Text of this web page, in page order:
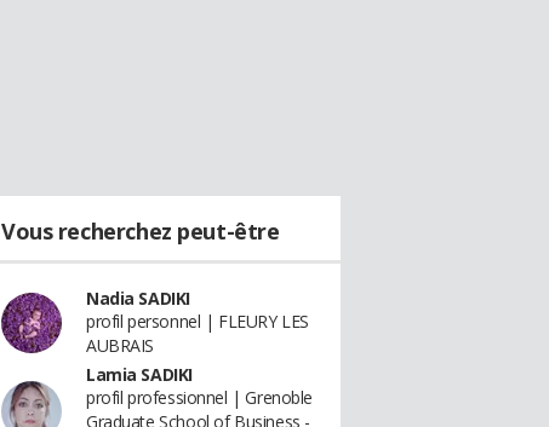
Vous recherchez peut-être
Nadia SADIKI
profil personnel | FLEURY LES
AUBRAIS
Lamia SADIKI
profil professionnel | Grenoble
Graduate School of Business -